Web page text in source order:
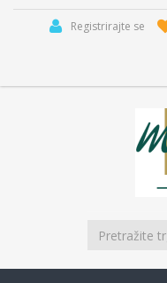
Registrirajte se